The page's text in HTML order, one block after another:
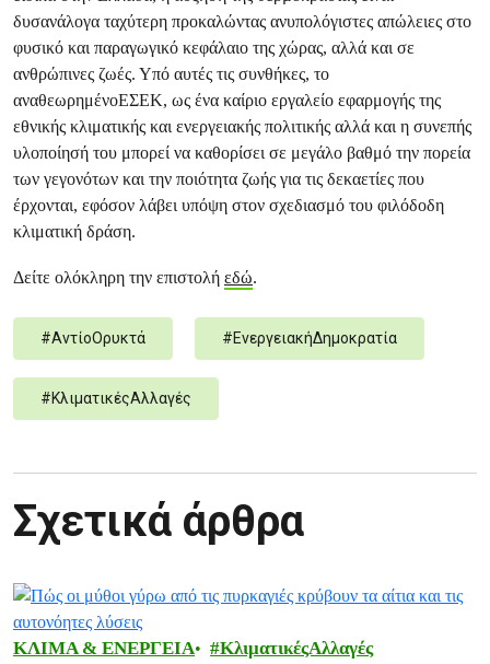
δυσανάλογα ταχύτερη προκαλώντας ανυπολόγιστες απώλειες στο
φυσικό και παραγωγικό κεφάλαιο της χώρας, αλλά και σε
ανθρώπινες ζωές. Υπό αυτές τις συνθήκες, το
αναθεωρημένοΕΣΕΚ, ως ένα καίριο εργαλείο εφαρμογής της
εθνικής κλιματικής και ενεργειακής πολιτικής αλλά και η συνεπής
υλοποίησή του μπορεί να καθορίσει σε μεγάλο βαθμό την πορεία
των γεγονότων και την ποιότητα ζωής για τις δεκαετίες που
έρχονται, εφόσον λάβει υπόψη στον σχεδιασμό του φιλόδοδη
κλιματική δράση.
Δείτε ολόκληρη την επιστολή εδώ.
#ΑντίοΟρυκτά #ΕνεργειακήΔημοκρατία
#ΚλιματικέςΑλλαγές
Σχετικά άρθρα
ΚΛΙΜΑ & ΕΝΕΡΓΕΙΑ ΚλιματικέςΑλλαγές